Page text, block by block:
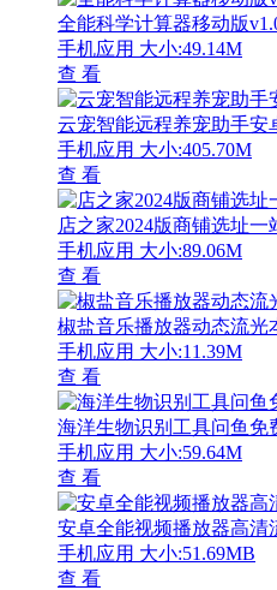
全能科学计算器移动版
手机应用 大小:49.14M
查 看
云宠智能远程养宠助手安
手机应用 大小:405.70M
查 看
店之家2024版商铺选址一
手机应用 大小:89.06M
查 看
椒盐音乐播放器动态流光
手机应用 大小:11.39M
查 看
海洋生物识别工具问鱼免
手机应用 大小:59.64M
查 看
安卓全能视频播放器高清
手机应用 大小:51.69MB
查 看